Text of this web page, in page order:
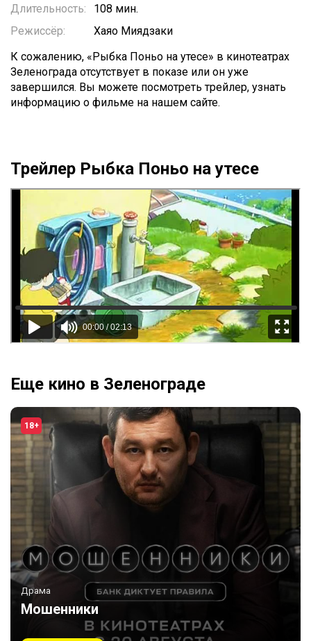
Длительность:
108 мин.
Режиссёр:
Хаяо Миядзаки
К сожалению, «Рыбка Поньо на утесе» в кинотеатрах
Зеленограда отсутствует в показе или он уже
завершился. Вы можете посмотреть трейлер, узнать
информацию о фильме на нашем сайте.
Трейлер Рыбка Поньо на утесе
Еще кино в Зеленограде
18+
Драма
Мошенники